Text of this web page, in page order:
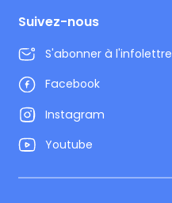
Suivez-nous
S'abonner à l'infolettre
Facebook
Instagram
Youtube